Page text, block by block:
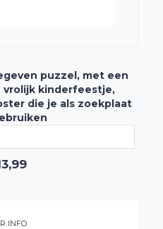
puzzel, met een
vrolijk kinderfeestje,
die je als zoekplaat
INFO